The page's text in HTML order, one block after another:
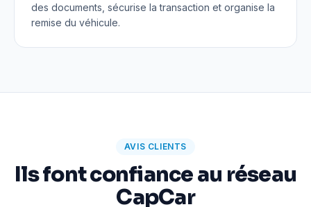
des documents, sécurise la transaction et organise la
remise du véhicule.
AVIS CLIENTS
Ils font confiance au réseau
CapCar